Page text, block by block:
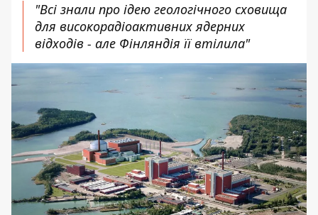
"Всі знали про ідею геологічного сховища
для високорадіоактивних ядерних
відходів - але Фінляндія її втілила"